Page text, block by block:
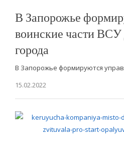
В Запорожье
воинские части
города
В Запорожье формируются
15.02.2022